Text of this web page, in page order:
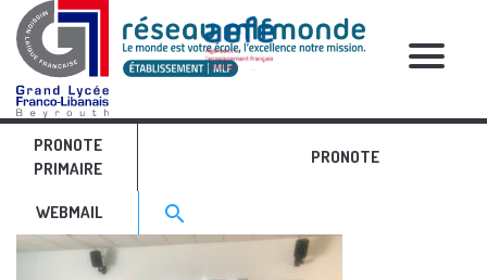
PRONOTE
PRIMAIRE
PRONOTE
WEBMAIL Search for:>
search
RELATIVE POSTS
Ar Ang 3